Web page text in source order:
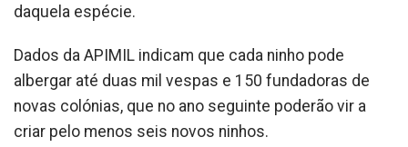
daquela espécie.
Dados da APIMIL indicam que cada ninho pode
albergar até duas mil vespas e 150 fundadoras de
novas colónias, que no ano seguinte poderão vir a
criar pelo menos seis novos ninhos.